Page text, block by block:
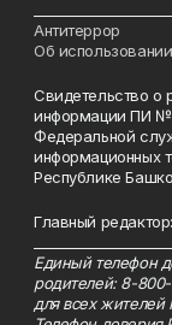
Антитеррор
Об
Свидетельство о
информации ПИ №
Федеральной
информационных
Республике
Главный
Единый телефон
родителей: 8-
для всех жителей